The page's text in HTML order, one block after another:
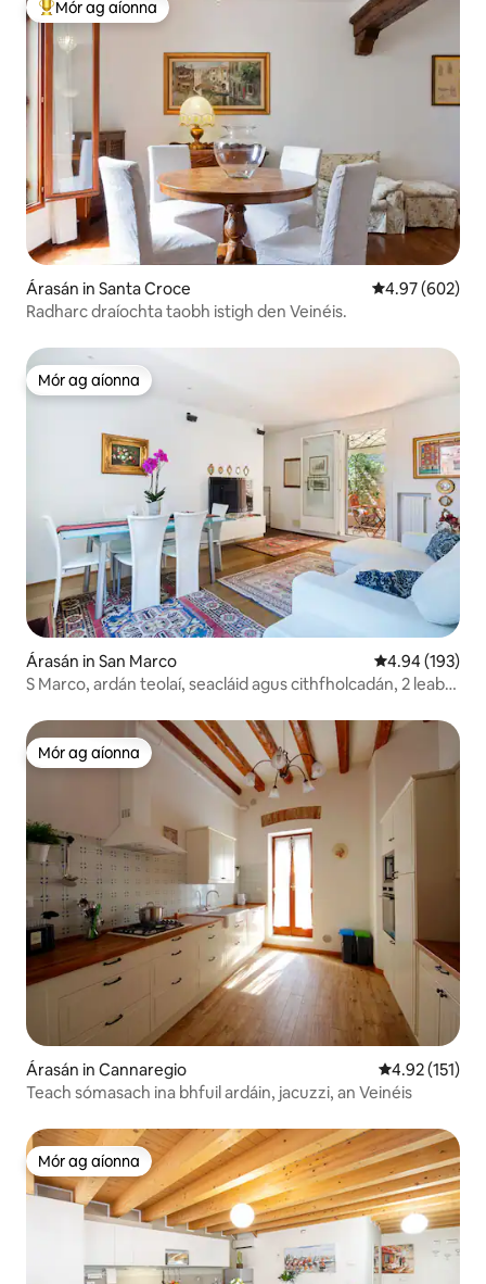
An-mhór ag aíonna
Mór ag aíonna
Árasán in Santa Croce Meánrátáil
4.97 (602)
Radharc draíochta taobh istigh den Veinéis.
Mór ag aíonna
Mór ag aíonna
Árasán in San Marco Meánrátáil
4.94 (193)
S Marco, ardán teolaí, seacláid agus cithfholcadán, 2 leaba
Mór ag aíonna
Mór ag aíonna
Árasán in Cannaregio Meánrátáil
4.92 (151)
Teach sómasach ina bhfuil ardáin, jacuzzi, an Veinéis
Mór ag aíonna
Mór ag aíonna